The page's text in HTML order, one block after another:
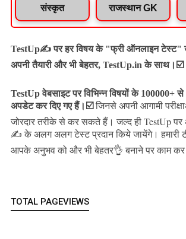
संस्कृत राजस्थान GK
TestUp✍️ पर हर विषय के "फ्री ऑनलाइन टेस्ट"
अपनी तैयारी और भी बेहतर, TestUp.in के साथ।☑️
TestUp वेबसाइट पर विभिन्न विषयों के 100000+
अपडेट कर दिए गए हैं। ☑️ जिनसे अपनी आगामी
जोरदार तरीके से कर सकते हैं।जल्द ही TestUp
✍️ के अलग अलग टेस्ट प्रदान किये जायेंगे। हमारी
आपके अनुभव को और भी बेहतर👌 बनाने पर काम कर
TOTAL PAGEVIEWS